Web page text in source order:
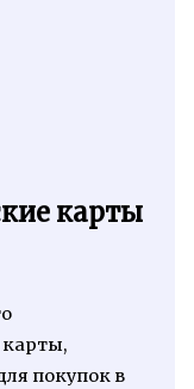
карты
покупок в